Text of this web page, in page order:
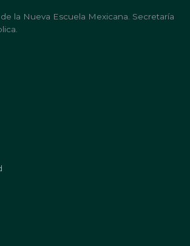
la Nueva Escuela Mexicana. Secretaría